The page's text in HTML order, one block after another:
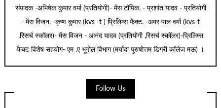
संपादक -अभिषेक कुमार वर्मा (प्रतियोगी)- मेंस टॉपिक. - प्रशांत यादव - प्रतियोगी
- मेंस विजन. -कृष्ण कुमार (kvs -t ) प्रिलिम्स फैक्ट. -अमर पाल वर्मा (kvs-t
,रिसर्च स्कॉलर)- मेंस विजन - आनंद यादव (प्रतियोगी ,रिसर्च स्कॉलर)-प्रिलिम्स
फैक्ट विशेष सहयोग- एम .ए भूगोल विभाग (मर्यादा पुरुषोत्तम डिग्री कॉलेज मऊ) ।
Follow Us